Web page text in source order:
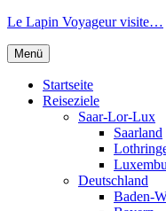
Zum
springen
Le Lapin Voyageur visite…
Menü
Startseite
Reiseziele
Saar-Lor-Lux
Saarland
Deutschland
Baden-